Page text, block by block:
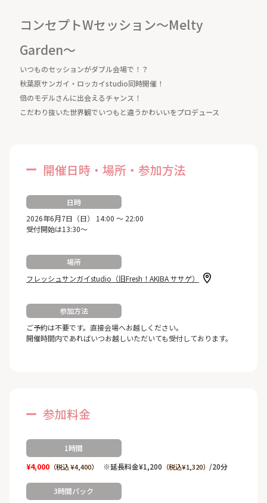
コンセプトWセッション～Melty
Garden～
いつものセッションがダブル会場で！？
秋葉原サンガイ・ロッカイstudio同時開催！
倍のモデルさんに出会えるチャンス！
こだわり抜いた世界観でいつもと違うかわいいをプロデュース
開催日時・場所・参加方法
日時
2026年6月7日（日） 14:00 ～ 22:00
受付開始は13:30～
場所
フレッシュサンガイstudio（旧Fresh！AKIBA ササゲ）
参加方法
ご予約は不要です。直接会場へお越しください。
開催時間内であればいつお越しいただいても受付しております。
参加料金
1時間
¥4,000（税込 ¥4,400） ※延長料金¥1,200 （税込¥1,320） /20分
3時間パック